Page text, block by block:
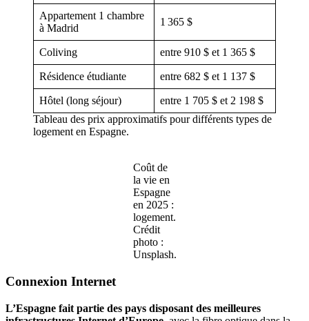
Appartement 1 chambre
à Madrid
1 365 $
Coliving entre 910 $ et 1 365 $
Résidence étudiante entre 682 $ et 1 137 $
Hôtel (long séjour)
entre 1 705 $ et 2 198 $
Tableau des prix approximatifs pour différents types de
logement en Espagne.
Coût de
la vie en
Espagne
en 2025 :
logement.
Crédit
photo :
Unsplash.
Connexion Internet
L’Espagne fait partie des pays disposant des meilleures